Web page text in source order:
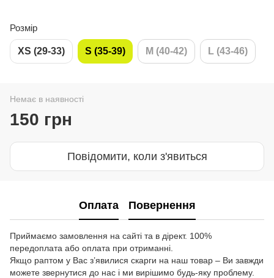
Розмір
XS (29-33) S (35-39) M (40-42) L (43-46)
Немає в наявності
150 грн
Повідомити, коли з'явиться
Оплата Повернення
Приймаємо замовлення на сайті та в дірект. 100%
передоплата або оплата при отриманні.
Якщо раптом у Вас з’явилися скарги на наш товар – Ви завжди
можете звернутися до нас і ми вирішимо будь-яку проблему.